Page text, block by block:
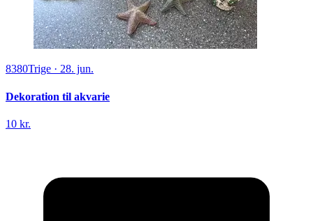
8380Trige · 28. jun.
Dekoration til akvarie
10 kr.